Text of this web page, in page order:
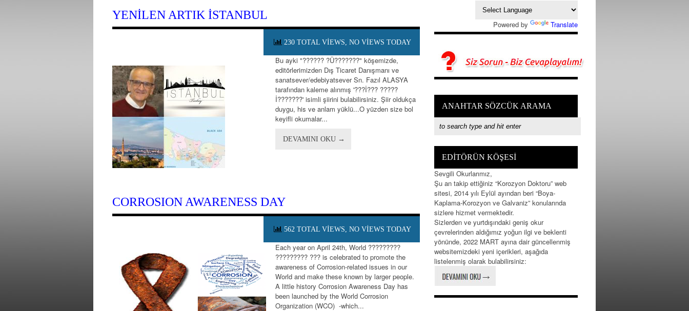
YENİLEN ARTIK İSTANBUL
230 TOTAL VIEWS, NO VIEWS TODAY
Bu ayki "?????? ?Ü???????" köşemizde,
editörlerimizden Dış Ticaret Danışmanı ve
sanatsever/edebiyatsever Sn. Fazıl ALASYA
tarafından kaleme alınmış '???İ??? ?????
İ???????' isimli şiirini bulabilirsiniz. Şiir oldukça
duygu, his ve anlam yüklü...O yüzden size bol
keyifli okumalar...
DEVAMINI OKU →
CORROSION AWARENESS DAY
562 TOTAL VIEWS, NO VIEWS TODAY
Each year on April 24th, World ?????????
????????? ??? is celebrated to promote the
awareness of Corrosion-related issues in our
World and make these known by larger people.
A little history Corrosion Awareness Day has
been launched by the World Corrosion
Organization (WCO) -which...
Powered by Translate
ANAHTAR SÖZCÜK ARAMA
EDİTÖRÜN KÖŞESİ
Sevgili Okurlarımız,
Şu an takip ettiğiniz “Korozyon Doktoru” web
sitesi, 2014 yılı Eylül ayından beri “Boya-
Kaplama-Korozyon ve Galvaniz” konularında
sizlere hizmet vermektedir.
Sizlerden ve yurtdışındaki geniş okur
çevrelerinden aldığımız yoğun ilgi ve beklenti
yönünde, 2022 MART ayına dair güncellenmiş
websitemizdeki yeni içerikleri, aşağıda
listelenmiş olarak bulabilirsiniz: